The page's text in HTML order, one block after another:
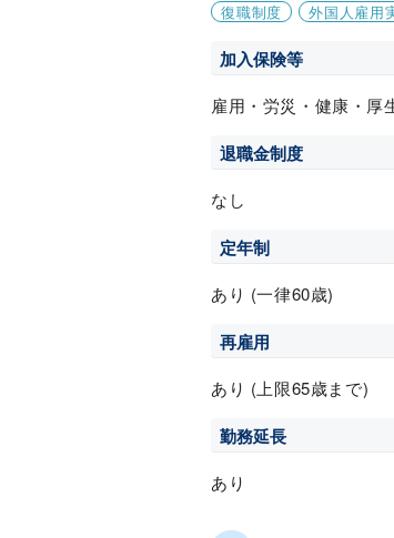
復職制度
外国人雇用
加入保険等
雇用・労災・健康・厚
退職金制度
なし
定年制
あり (一律60歳)
再雇用
あり (上限65歳まで)
勤務延長
あり